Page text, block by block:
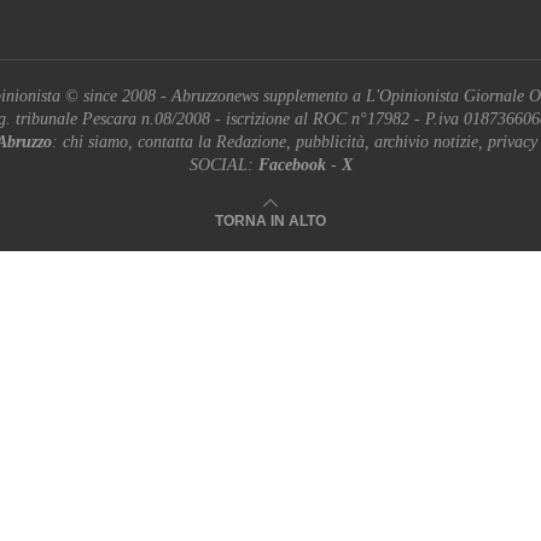
© since 2008 - Abruzzonews supplemento a L'Opinionista Giornale
tribunale Pescara n.08/2008 - iscrizione al ROC n°17982 - P.iva
: chi siamo, contatta la Redazione, pubblicità, archivio notizie, privacy
SOCIAL: Facebook- X
TORNA IN ALTO